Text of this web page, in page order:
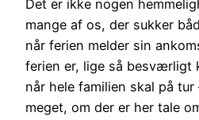
Det er ikke nogen
mange af os, der sukker
når ferien melder sin
ferien er, lige så besværligt
når hele familien skal på
meget, om der er her tale